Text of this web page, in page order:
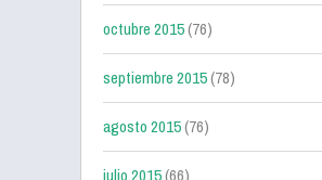
octubre 2015(76)
septiembre 2015(78)
agosto 2015(76)
julio 2015(66)